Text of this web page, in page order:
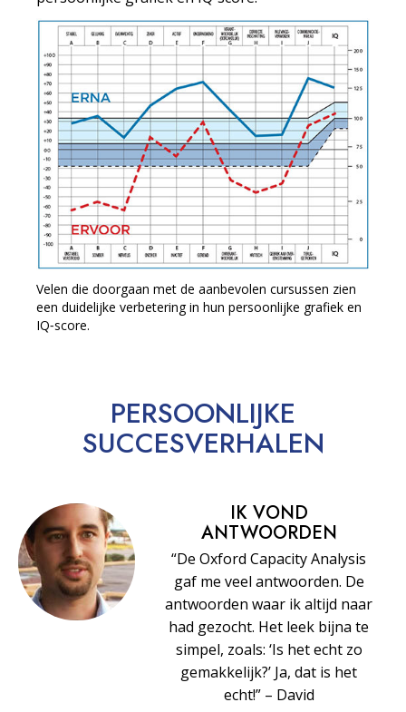
Velen die doorgaan met de aanbevolen cursussen zien
een duidelijke verbetering in hun persoonlijke grafiek en
IQ‑score.
PERSOONLIJKE
SUCCESVERHALEN
IK VOND
ANTWOORDEN
“De Oxford Capacity Analysis
gaf me veel antwoorden. De
antwoorden waar ik altijd naar
had gezocht. Het leek bijna te
simpel, zoals: ‘Is het echt zo
gemakkelijk?’ Ja, dat is het
echt!” – David